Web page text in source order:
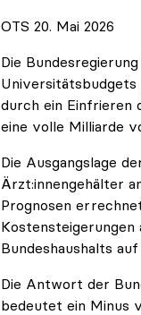
OTS 20. Mai 2026
Die
Universitätsbudgets
durch ein Einfrieren
eine volle Milliarde
Die Ausgangslage
Ärzt:innengehälter
Prognosen
Bundeshaushalts
Die Antwort der
bedeutet ein Minus